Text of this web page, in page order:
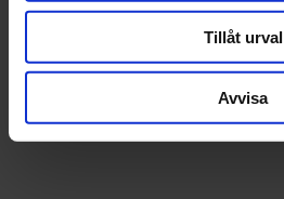
Tillåt urval
Avvisa